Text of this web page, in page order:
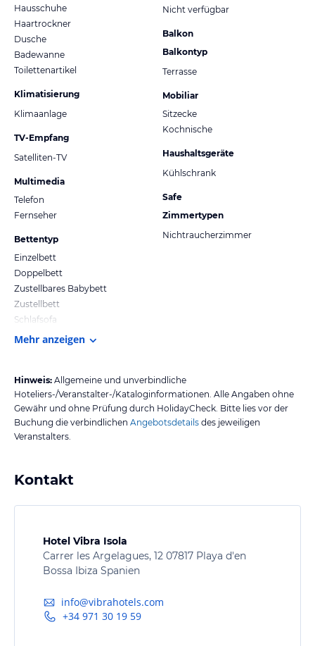
Hausschuhe
Haartrockner
Dusche
Badewanne
Toilettenartikel
Klimatisierung
Klimaanlage
TV-Empfang
Satelliten-TV
Multimedia
Telefon
Fernseher
Bettentyp
Einzelbett
Doppelbett
Zustellbares Babybett
Zustellbett
Schlafsofa
Nicht verfügbar
Balkon
Balkontyp
Terrasse
Mobiliar
Sitzecke
Kochnische
Haushaltsgeräte
Kühlschrank
Safe
Zimmertypen
Nichtraucherzimmer
Mehr anzeigen
Hinweis: Allgemeine und unverbindliche
Hoteliers-/Veranstalter-/Kataloginformationen. Alle Angaben ohne
Gewähr und ohne Prüfung durch HolidayCheck. Bitte lies vor der
Buchung die verbindlichen Angebotsdetails des jeweiligen
Veranstalters.
Kontakt
Hotel Vibra Isola
Carrer les Argelagues, 12 07817 Playa d'en
Bossa Ibiza Spanien
info@vibrahotels.com
+34 971 30 19 59